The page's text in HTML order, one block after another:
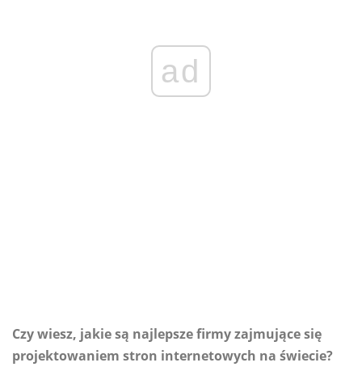
ad
Czy wiesz, jakie są najlepsze firmy zajmujące się
projektowaniem stron internetowych na świecie?